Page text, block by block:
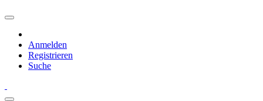
Anmelden
Registrieren
Suche